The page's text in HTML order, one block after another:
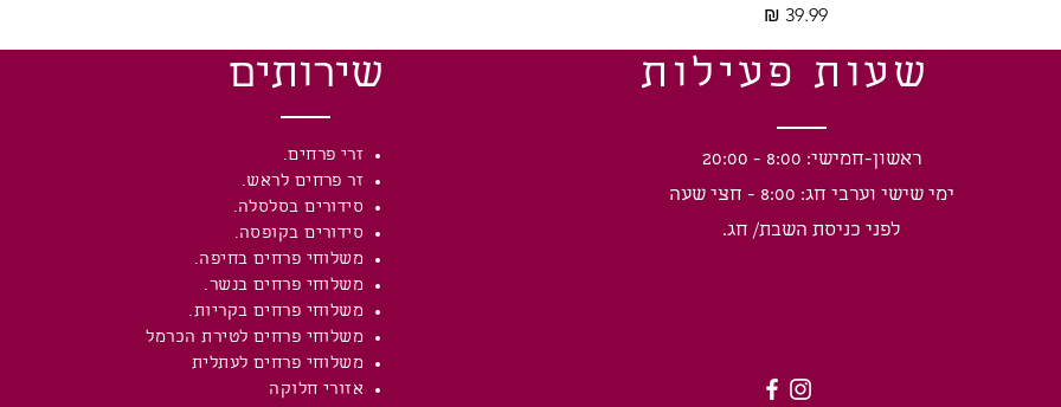
מחיר
שירותים
זרי פרחים.
זר פרחים לראש.
סידורים בסלסלה.
סידורים בקופסה.
משלוחי פרחים בחיפה.
משלוחי פרחים בנשר.
משלוחי פרחים בקריות.
משלוחי פרחים לטירת הכרמל
משלוחי פרחים לעתלית
אזורי חלוקה
שעות פעילות
ראשון-חמישי: 8:00 - 20:00
ימי שישי וערבי חג: 8:00 - חצי שעה
לפני כניסת השבת/ חג.